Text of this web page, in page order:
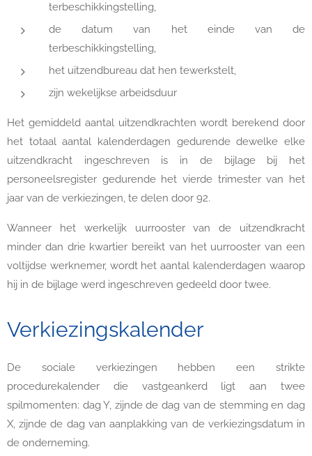
terbeschikkingstelling,
de datum van het einde van de
terbeschikkingstelling,
het uitzendbureau dat hen tewerkstelt,
zijn wekelijkse arbeidsduur
Het gemiddeld aantal uitzendkrachten wordt berekend door
het totaal aantal kalenderdagen gedurende dewelke elke
uitzendkracht ingeschreven is in de bijlage bij het
personeelsregister gedurende het vierde trimester van het
jaar van de verkiezingen, te delen door 92.
Wanneer het werkelijk uurrooster van de uitzendkracht
minder dan drie kwartier bereikt van het uurrooster van een
voltijdse werknemer, wordt het aantal kalenderdagen waarop
hij in de bijlage werd ingeschreven gedeeld door twee.
Verkiezingskalender
De sociale verkiezingen hebben een strikte
procedurekalender die vastgeankerd ligt aan twee
spilmomenten: dag Y, zijnde de dag van de stemming en dag
X, zijnde de dag van aanplakking van de verkiezingsdatum in
de onderneming.